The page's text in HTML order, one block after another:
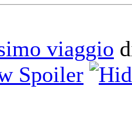
viaggio